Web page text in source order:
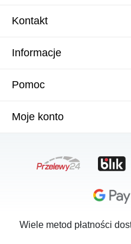
Kontakt
Informacje
Pomoc
Moje konto
Wiele metod płatności